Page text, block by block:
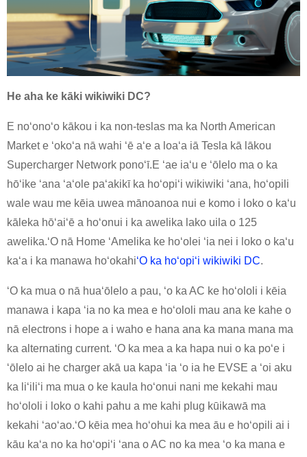
He aha ke kāki wikiwiki DC?
E noʻonoʻo kākou i ka non-teslas ma ka North American
Market e ʻokoʻa nā wahi ʻē aʻe a loaʻa iā Tesla kā lākou
Supercharger Network ponoʻī.E ʻae iaʻu e ʻōlelo ma o ka
hōʻike ʻana ʻaʻole paʻakikī ka hoʻopiʻi wikiwiki ʻana, hoʻopili
wale wau me kēia uwea mānoanoa nui e komo i loko o kaʻu
kāleka hōʻaiʻē a hoʻonui i ka awelika lako uila o 125
awelika.ʻO nā Home ʻAmelika ke hoʻolei ʻia nei i loko o kaʻu
kaʻa i ka manawa hoʻokahiʻO ka hoʻopiʻi wikiwiki DC.
ʻO ka mua o nā huaʻōlelo a pau, ʻo ka AC ke hoʻololi i kēia
manawa i kapa ʻia no ka mea e hoʻololi mau ana ke kahe o
nā electrons i hope a i waho e hana ana ka mana mana ma
ka alternating current. ʻO ka mea a ka hapa nui o ka poʻe i
ʻōlelo ai he charger akā ua kapa ʻia ʻo ia he EVSE a ʻoi aku
ka liʻiliʻi ma mua o ke kaula hoʻonui nani me kekahi mau
hoʻololi i loko o kahi pahu a me kahi plug kūikawā ma
kekahi ʻaoʻao.ʻO kēia mea hoʻohui ka mea āu e hoʻopili ai i
kāu kaʻa no ka hoʻopiʻi ʻana o AC no ka mea ʻo ka mana e